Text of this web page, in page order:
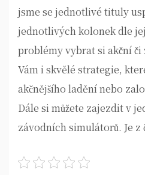
jsme se jednotlivé tituly
jednotlivých kolonek dle
problémy vybrat si akční
Vám i skvělé strategie,
akčnějšího ladění nebo
Dále si můžete zajezdit v
závodních simulátorů. Je z